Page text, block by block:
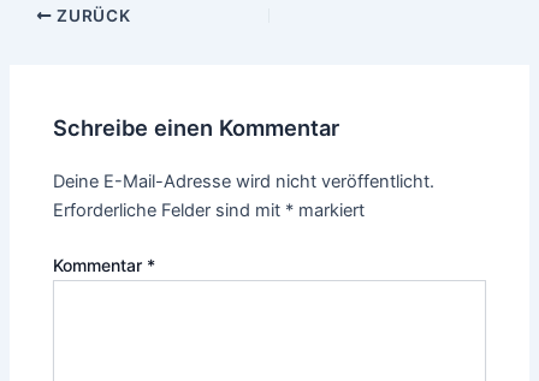
ZURÜCK
Schreibe einen Kommentar
Deine E-Mail-Adresse wird nicht veröffentlicht.
Erforderliche Felder sind mit * markiert
Kommentar *